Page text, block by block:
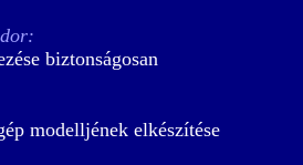
biztonságosan
modelljének elkészítése